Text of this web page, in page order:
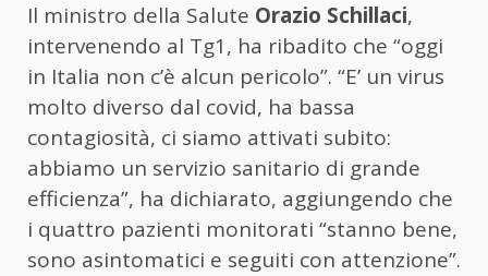
Il ministro della Salute Orazio Schillaci,
intervenendo al Tg1, ha ribadito che “oggi
in Italia non c’è alcun pericolo”. “E’ un virus
molto diverso dal covid, ha bassa
contagiosità, ci siamo attivati subito:
abbiamo un servizio sanitario di grande
efficienza”, ha dichiarato, aggiungendo che
i quattro pazienti monitorati “stanno bene,
sono asintomatici e seguiti con attenzione”.